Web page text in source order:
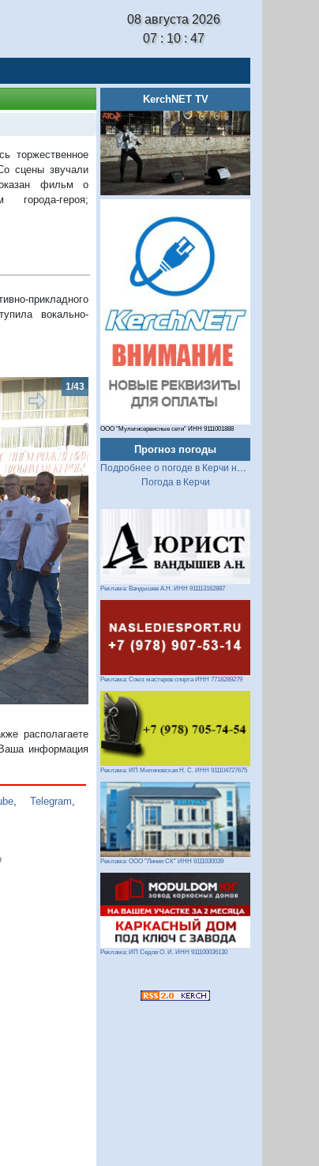
08 августа 2026
07 : 10 : 48
торжественное
сцены звучали
фильм о
героя;
прикладного
вокально-
2/43
Следующий
располагаете
информация
,Telegram,
KerchNET TV
ООО "Мультисервисные сети" ИНН 9111001888
Прогноз погоды
Подробнее о погоде в Керчи на 2 недели
Погода в Керчи
Реклама: Вандышев А.Н. ИНН 911113162887
Реклама: Союз мастеров спорта ИНН 7718289279
Реклама: ИП Миляновская Н. С. ИНН 911104727675
Реклама: ООО "Линия СК" ИНН 9111030039
Реклама: ИП Седов О. И. ИНН 911100036130